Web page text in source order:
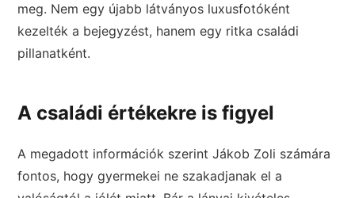
meg. Nem egy újabb látványos luxusfotóként
kezelték a bejegyzést, hanem egy ritka családi
pillanatként.
A családi értékekre is figyel
A megadott információk szerint Jákob Zoli számára
fontos, hogy gyermekei ne szakadjanak el a